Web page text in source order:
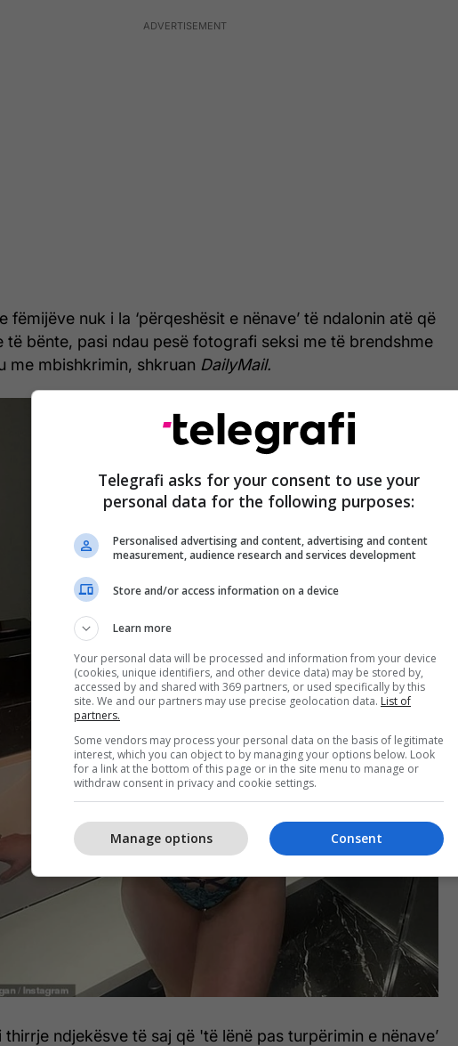
fëmijëve nuk i la ‘përqeshësit e nënave’ të ndalonin atë që
të bënte, pasi ndau pesë fotografi seksi me të brendshme
me mbishkrimin, shkruan DailyMail.
thirrje ndjekësve të saj që 'të lënë pas turpërimin e nënave’
Telegrafi asks for your consent to use your
personal data for the following purposes:
Personalised advertising and content, advertising and content
measurement, audience research and services development
Store and/or access information on a device
Learn more
Your personal data will be processed and information from your device
(cookies, unique identifiers, and other device data) may be stored by,
accessed by and shared with 369 partners, or used specifically by this
site. We and our partners may use precise geolocation data. List of
partners.
Some vendors may process your personal data on the basis of legitimate
interest, which you can object to by managing your options below. Look
for a link at the bottom of this page or in the site menu to manage or
withdraw consent in privacy and cookie settings.
Consent
Manage options